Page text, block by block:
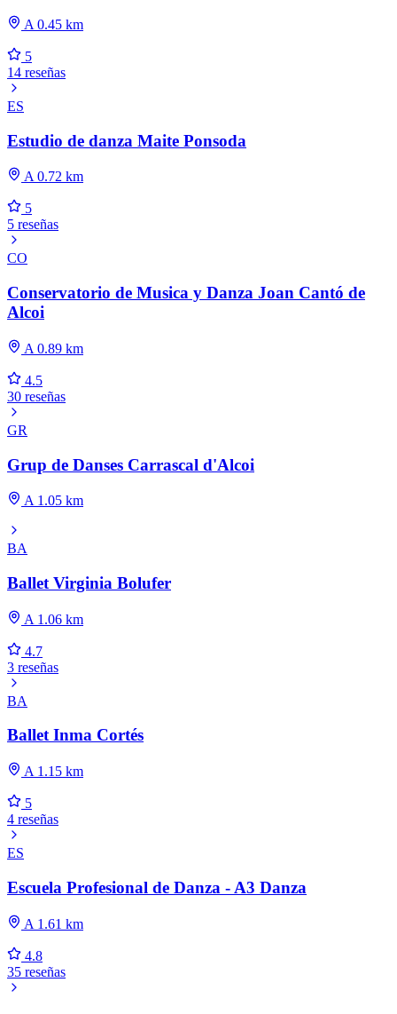
A 0.45 km
5
14 reseñas
ES
Estudio de danza Maite Ponsoda
A 0.72 km
5
5 reseñas
CO
Conservatorio de Musica y Danza Joan Cantó de
Alcoi
A 0.89 km
4.5
30 reseñas
GR
Grup de Danses Carrascal d'Alcoi
A 1.05 km
BA
Ballet Virginia Bolufer
A 1.06 km
4.7
3 reseñas
BA
Ballet Inma Cortés
A 1.15 km
5
4 reseñas
ES
Escuela Profesional de Danza - A3 Danza
A 1.61 km
4.8
35 reseñas